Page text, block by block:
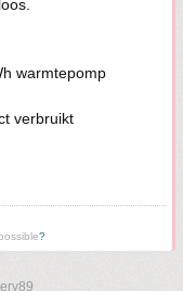
warmtepomp
verbruikt
?